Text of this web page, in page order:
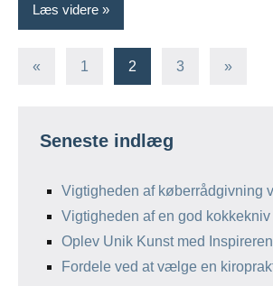
Læs videre
Indlægsinddeling
« Forrige1 2 3
Næste
»
Seneste indlæg
Vigtigheden af køberrådgivning
Vigtigheden af en god
Oplev Unik Kunst med
Fordele ved at vælge en